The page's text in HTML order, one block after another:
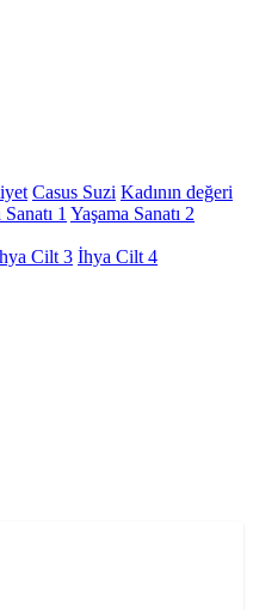
Casus Suzi Kadının değeri
1 Yaşama Sanatı 2
Cilt 3 İhya Cilt 4